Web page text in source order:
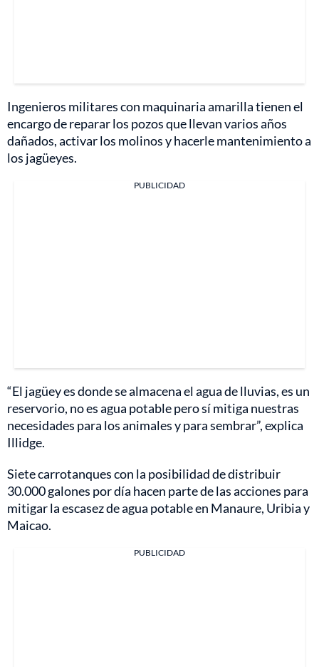
Ingenieros militares con maquinaria amarilla tienen el
encargo de reparar los pozos que llevan varios años
dañados, activar los molinos y hacerle mantenimiento a
los jagüeyes.
PUBLICIDAD
“El jagüey es donde se almacena el agua de lluvias, es un
reservorio, no es agua potable pero sí mitiga nuestras
necesidades para los animales y para sembrar”, explica
Illidge.
Siete carrotanques con la posibilidad de distribuir
30.000 galones por día hacen parte de las acciones para
mitigar la escasez de agua potable en Manaure, Uribia y
Maicao.
PUBLICIDAD